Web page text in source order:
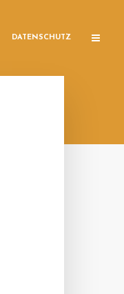
DATENSCHUTZ